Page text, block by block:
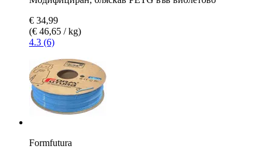
€ 34,99
(€ 46,65 / kg)
4.3 (6)
Formfutura